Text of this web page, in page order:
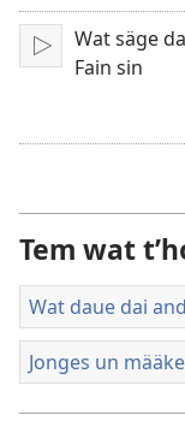
låte
Speela
Wat säge
Fain sin
Tem wat
Wat daue dai
Jonges un